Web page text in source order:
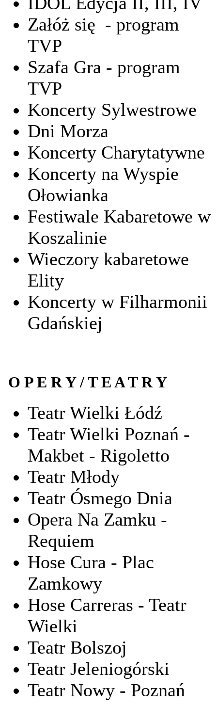
Załóż się - program
TVP
Szafa Gra - program
TVP
Koncerty Sylwestrowe
Dni Morza
Koncerty Charytatywne
Koncerty na Wyspie
Ołowianka
Festiwale Kabaretowe w
Koszalinie
Wieczory kabaretowe
Elity
Koncerty w Filharmonii
Gdańskiej
O P E R Y / T E A T R Y
Teatr Wielki Łódź
Teatr Wielki Poznań -
Makbet - Rigoletto
Teatr Młody
Teatr Ósmego Dnia
Opera Na Zamku -
Requiem
Hose Cura - Plac
Zamkowy
Hose Carreras - Teatr
Wielki
Teatr Bolszoj
Teatr Jeleniogórski
Teatr Nowy - Poznań